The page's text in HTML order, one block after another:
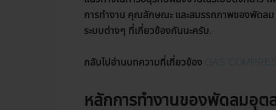
การทำงาน คุณลักษณะ และสมรรถภาพของพัดล
ระบบต่างๆ ที่เกี่ยวข้องกันนะครับ.
กลับไปอ่านบทความที่เกี่ยวข้อง
หลักการทำงานของพัดลมอุ